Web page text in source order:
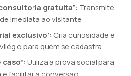
gratuita”: Transmite
imediata ao visitante.
exclusivo”: Cria curiosidade e
para quem se cadastra.
Utiliza a prova social para
facilitar a conversão.